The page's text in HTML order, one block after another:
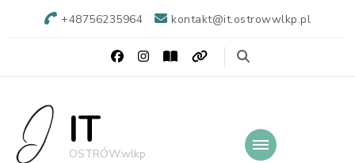
+48756235964 kontakt@it.ostrowwlkp.pl
IT
OSTRÓW.wlkp